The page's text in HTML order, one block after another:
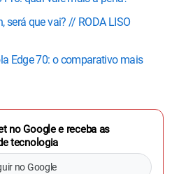
será que vai? // RODA LISO
Edge 70: o comparativo mais
no Google e receba as
tecnologia
no Google